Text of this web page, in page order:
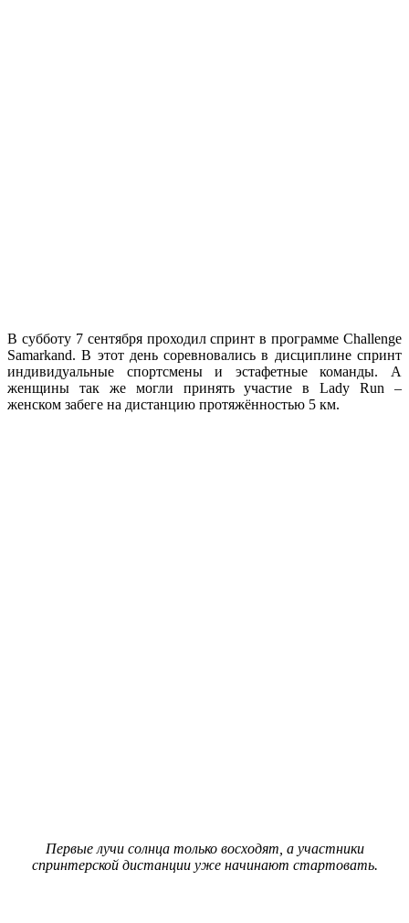
В субботу 7 сентября проходил спринт в программе Challenge
Samarkand. В этот день соревновались в дисциплине спринт
индивидуальные спортсмены и эстафетные команды. А
женщины так же могли принять участие в Lady Run –
женском забеге на дистанцию протяжённостью 5 км.
Первые лучи солнца только восходят, а участники
спринтерской дистанции уже начинают стартовать.